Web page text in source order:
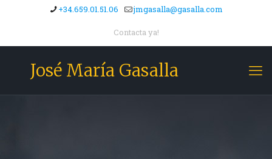
+34.659.01.51.06 jmgasalla@gasalla.com
Contacta ya!
José María Gasalla